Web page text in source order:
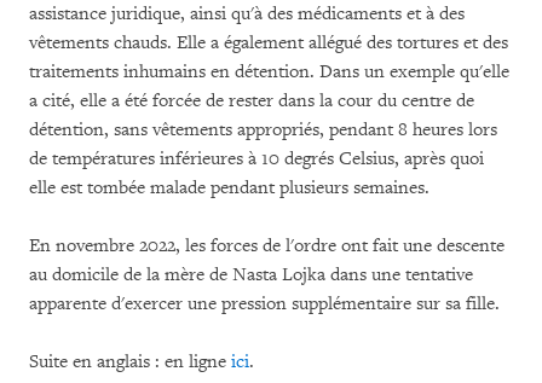
assistance juridique, ainsi qu'à des médicaments et à des
vêtements chauds. Elle a également allégué des tortures et des
traitements inhumains en détention. Dans un exemple qu'elle
a cité, elle a été forcée de rester dans la cour du centre de
détention, sans vêtements appropriés, pendant 8 heures lors
de températures inférieures à 10 degrés Celsius, après quoi
elle est tombée malade pendant plusieurs semaines.
En novembre 2022, les forces de l'ordre ont fait une descente
au domicile de la mère de Nasta Lojka dans une tentative
apparente d'exercer une pression supplémentaire sur sa fille.
Suite en anglais : en ligne ici.